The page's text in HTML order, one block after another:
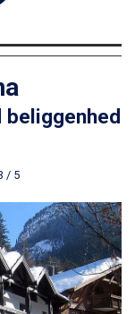
beliggenhed
/ 5